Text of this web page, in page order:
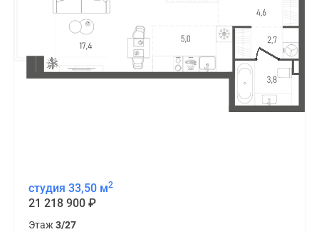
студия 33,50 м2
21 218 900 ₽
Этаж3/27